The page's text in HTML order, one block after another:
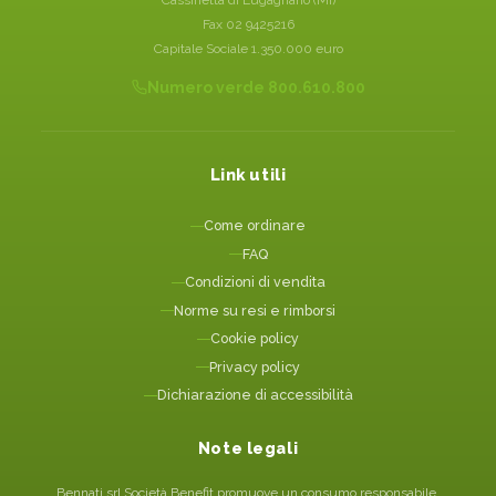
Fax 02 9425216
Capitale Sociale 1.350.000 euro
Numero verde 800.610.800
Link utili
Come ordinare
FAQ
Condizioni di vendita
Norme su resi e rimborsi
Cookie policy
Privacy policy
Dichiarazione di accessibilità
Note legali